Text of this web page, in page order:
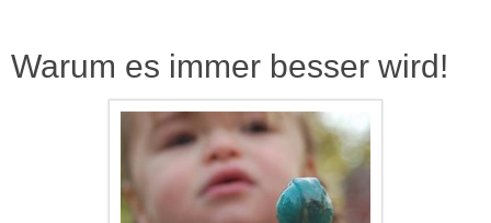
Warum es immer besser wird!